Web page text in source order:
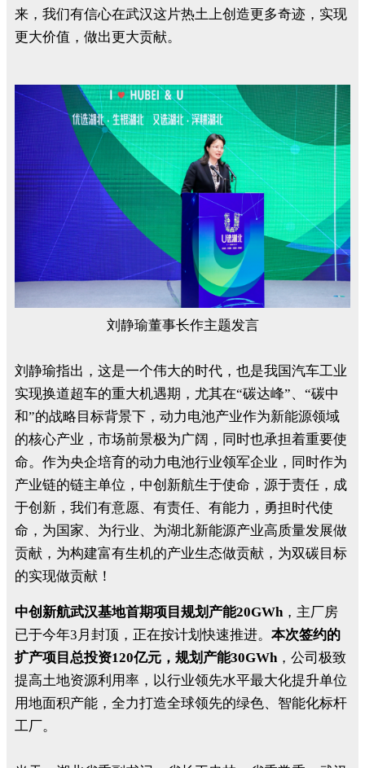
来，我们有信心在武汉这片热土上创造更多奇迹，实现
更大价值，做出更大贡献。
刘静瑜董事长作主题发言
刘静瑜指出，这是一个伟大的时代，也是我国汽车工业
实现换道超车的重大机遇期，尤其在“碳达峰”、“碳中
和”的战略目标背景下，动力电池产业作为新能源领域
的核心产业，市场前景极为广阔，同时也承担着重要使
命。作为央企培育的动力电池行业领军企业，同时作为
产业链的链主单位，中创新航生于使命，源于责任，成
于创新，我们有意愿、有责任、有能力，勇担时代使
命，为国家、为行业、为湖北新能源产业高质量发展做
贡献，为构建富有生机的产业生态做贡献，为双碳目标
的实现做贡献！
中创新航武汉基地首期项目规划产能20GWh，主厂房
已于今年3月封顶，正在按计划快速推进。 本次签约的
扩产项目总投资120亿元，规划产能30GWh，公司极致
提高土地资源利用率，以行业领先水平最大化提升单位
用地面积产能，全力打造全球领先的绿色、智能化标杆
工厂。